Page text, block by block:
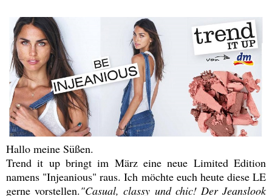
Hallo meine Süßen.
Trend it up bringt im März eine neue Limited Edition
namens "Injeanious" raus. Ich möchte euch heute diese LE
gerne vorstellen."Casual, classy und chic! Der Jeanslook